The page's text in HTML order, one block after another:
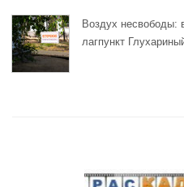
Воздух несвободы:
лагпункт